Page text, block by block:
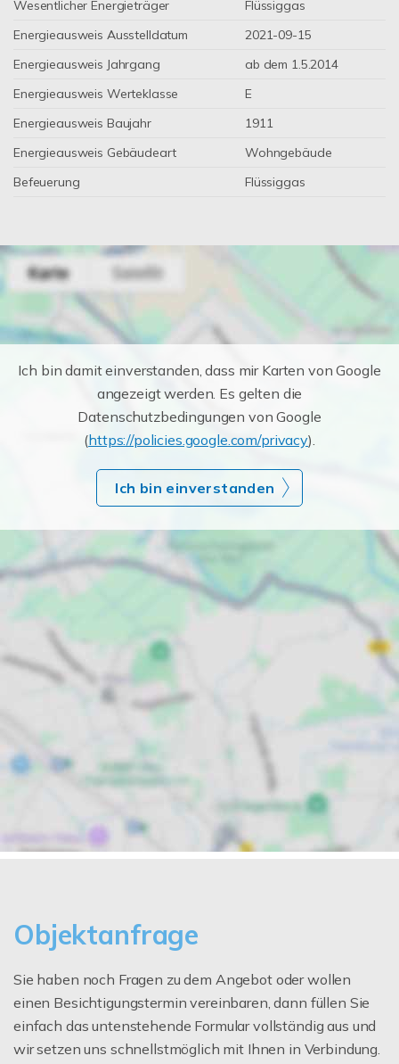
Wesentlicher Energieträger
Flüssiggas
Energieausweis Ausstelldatum
2021-09-15
Energieausweis Jahrgang
ab dem 1.5.2014
Energieausweis Werteklasse
E
Energieausweis Baujahr
1911
Energieausweis Gebäudeart
Wohngebäude
Befeuerung
Flüssiggas
Ich bin damit einverstanden, dass mir Karten von Google
angezeigt werden. Es gelten die
Datenschutzbedingungen von Google
(https://policies.google.com/privacy).
Ich bin einverstanden
Objektanfrage
Sie haben noch Fragen zu dem Angebot oder wollen
einen Besichtigungstermin vereinbaren, dann füllen Sie
einfach das untenstehende Formular vollständig aus und
wir setzen uns schnellstmöglich mit Ihnen in Verbindung.